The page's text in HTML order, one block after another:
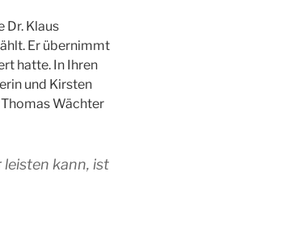
Klaus
Er übernimmt
hatte. In Ihren
und Kirsten
Wächter
kann, ist